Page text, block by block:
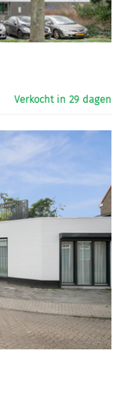
Verkocht in 29 dagen